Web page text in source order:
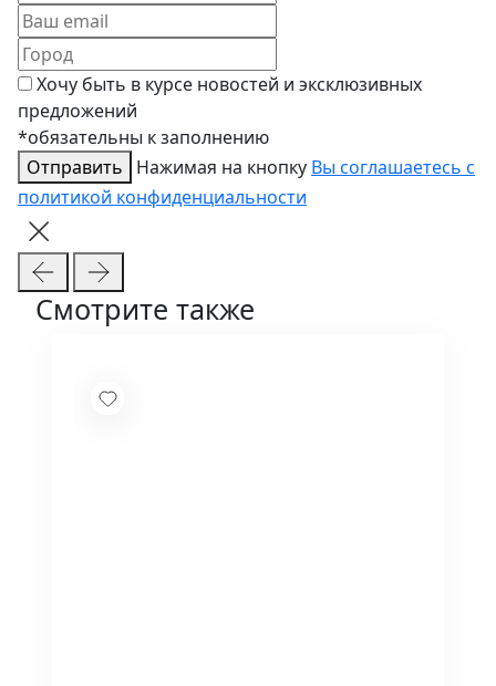
Хочу быть в курсе новостей и эксклюзивных
предложений
*обязательны к заполнению
Отправить
Нажимая на кнопку Вы соглашаетесь с
политикой конфиденциальности
Смотрите также